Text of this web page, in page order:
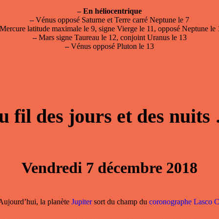
– En héliocentrique
–Vénus opposé Saturne et Terre carré Neptune le 7
latitude maximale le 9, signe Vierge le 11, opposé Neptune le
–Mars signe Taureau le 12, conjoint Uranus le 13
–Vénus opposé Pluton le 13
fil des jours et des
Vendredi 7 décembre 2018
la planète Jupitersort du champ du coronographe Lasco